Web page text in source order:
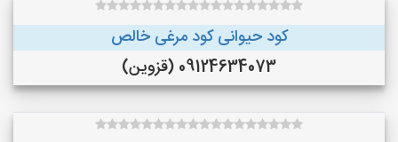
کود حیوانی کود مرغی خالص
09124634073 (قزوین)